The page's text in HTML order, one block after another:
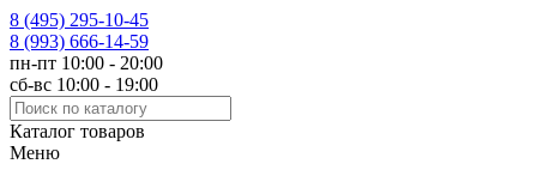
8 (495) 295-10-45
8 (993) 666-14-59
пн-пт 10:00 - 20:00
сб-вс 10:00 - 19:00
Каталог товаров
Меню